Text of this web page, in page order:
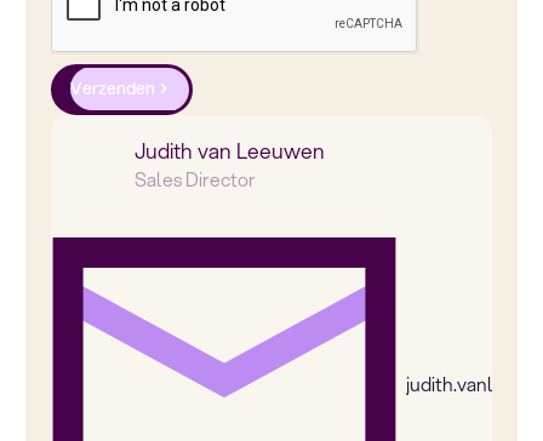
Judith van Leeuwen
Sales Director
Verzenden